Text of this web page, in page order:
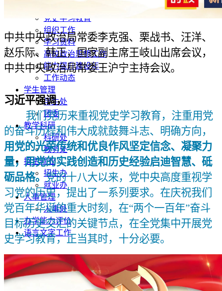
党史学习教育
组织工作
学习资料
高校政治思想工作
能力提升建设年
工作动态
学生管理
学生处
团委
教学科研
科研处
教务处
招生就业
招生办
就业办
人事管理
人事处
办学能力评价
语言文字工作
中共中央政治局常委李克强、栗战书、汪洋、
赵乐际、韩正，国家副主席王岐山出席会议，
中共中央政治局常委王沪宁主持会议。
习近平强调，
我们党历来重视党史学习教育，注重用党
的奋斗历程和伟大成就鼓舞斗志、明确方向，
用党的光荣传统和优良作风坚定信念、凝聚力
量，用党的实践创造和历史经验启迪智慧、砥
砺品格。党的十八大以来，党中央高度重视学
习党的历史，提出了一系列要求。在庆祝我们
党百年华诞的重大时刻，在“两个一百年”奋斗
目标历史交汇的关键节点，在全党集中开展党
史学习教育，正当其时，十分必要。